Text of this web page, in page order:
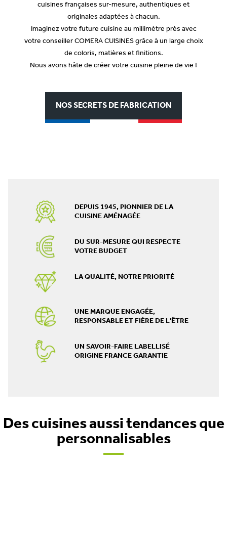
cuisines françaises sur-mesure, authentiques et
originales adaptées à chacun.
Imaginez votre future cuisine au millimètre près avec
votre conseiller COMERA CUISINES grâce à un large choix
de coloris, matières et finitions.
Nous avons hâte de créer votre cuisine pleine de vie !
NOS SECRETS DE FABRICATION
DEPUIS 1945, PIONNIER DE LA
CUISINE AMÉNAGÉE
DU SUR-MESURE QUI RESPECTE
VOTRE BUDGET
LA QUALITÉ, NOTRE PRIORITÉ
UNE MARQUE ENGAGÉE,
RESPONSABLE ET FIÈRE DE L'ÊTRE
UN SAVOIR-FAIRE LABELLISÉ
ORIGINE FRANCE GARANTIE
Des cuisines aussi tendances que
personnalisables